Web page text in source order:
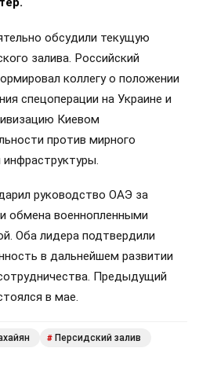
обсудили текущую
залива. Российский
коллегу о положении
спецоперации на Украине и
Киевом
против мирного
инфраструктуры.
руководство ОАЭ за
обмена военнопленными
Оба лидера подтвердили
в дальнейшем развитии
Предыдущий
в мае.
# Персидский залив